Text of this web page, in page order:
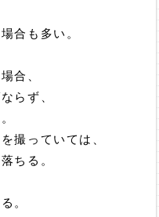
合も多い。
合、
らず、
撮っていては、
ちる。
。